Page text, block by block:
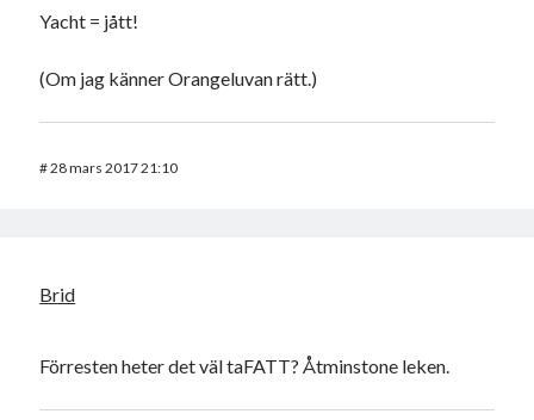
Yacht = jått!
(Om jag känner Orangeluvan rätt.)
#28 mars 2017 21:10
Brid
Förresten heter det väl taFATT? Åtminstone leken.